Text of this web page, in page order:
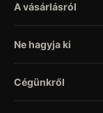
A vásárlásról
Ne hagyja ki
Cégünkről